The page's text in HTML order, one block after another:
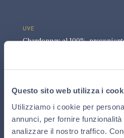
Questo sito web utilizza i
Utilizziamo i cookie per
annunci, per fornire
analizzare il nostro traffico.
UVE
Chardonnay al 100%,
equivalente a 6.600 bottiglie a